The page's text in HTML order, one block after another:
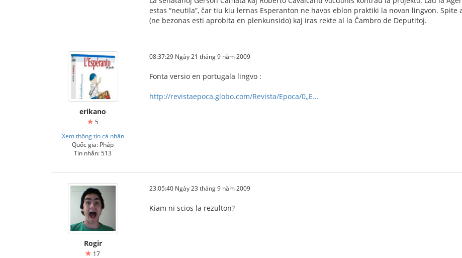
estas “neutila”, ĉar tiu kiu lernas Esperanton ne havos eblon praktiki la novan lingvon.
(ne bezonas esti aprobita en plenkunsido) kaj iras rekte al la Ĉambro de Deputitoj.
erikano
5
Xem thông tin cá nhân
Quốc gia: Pháp
Tin nhắn: 513
08:37:29 Ngày 21 tháng 9 năm 2009
Fonta versio en portugala lingvo :
http://revistaepoca.globo.com/Revista/Epoca/0,,E...
Rogir
17
23:05:40 Ngày 23 tháng 9 năm 2009
Kiam ni scios la rezulton?